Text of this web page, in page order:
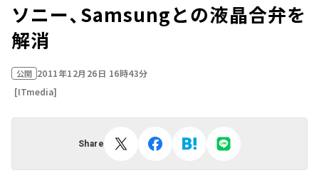
ソニー、Samsungとの液晶合弁を
解消
公開 2011年12月26日 16時43分
[ITmedia]
Share